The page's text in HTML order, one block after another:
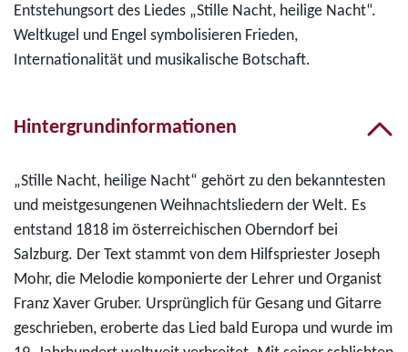
Entstehungsort des Liedes „Stille Nacht, heilige Nacht“.
Weltkugel und Engel symbolisieren Frieden,
Internationalität und musikalische Botschaft.
Hintergrundinformationen
„Stille Nacht, heilige Nacht“ gehört zu den bekanntesten
und meistgesungenen Weihnachtsliedern der Welt. Es
entstand 1818 im österreichischen Oberndorf bei
Salzburg. Der Text stammt von dem Hilfspriester Joseph
Mohr, die Melodie komponierte der Lehrer und Organist
Franz Xaver Gruber. Ursprünglich für Gesang und Gitarre
geschrieben, eroberte das Lied bald Europa und wurde im